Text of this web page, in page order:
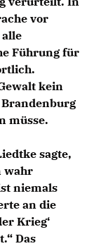
vor
Führung für
kein
müsse.
sagte,
wahr
niemals
an die
Krieg‘
Das